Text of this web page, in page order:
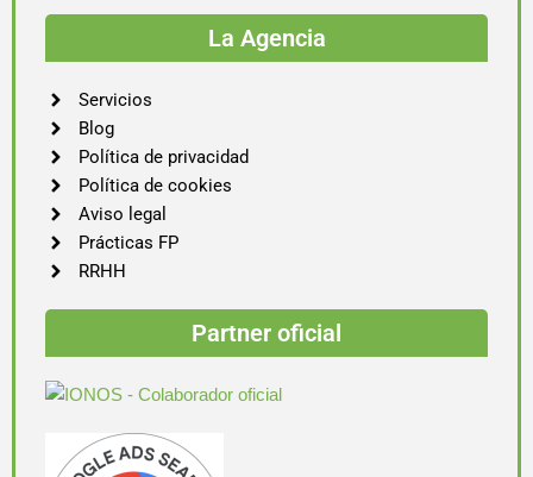
La Agencia
Servicios
Blog
Política de privacidad
Política de cookies
Aviso legal
Prácticas FP
RRHH
Partner oficial